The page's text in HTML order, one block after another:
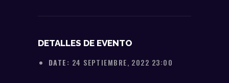
DETALLES DE EVENTO
DATE: 24 SEPTIEMBRE, 2022 23:00